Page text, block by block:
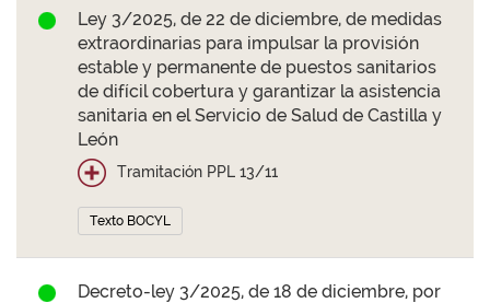
Ley 3/2025, de 22 de diciembre, de medidas
extraordinarias para impulsar la provisión
estable y permanente de puestos sanitarios
de difícil cobertura y garantizar la asistencia
sanitaria en el Servicio de Salud de Castilla y
León
Tramitación PPL 13/11
Texto BOCYL
Decreto-ley 3/2025, de 18 de diciembre, por